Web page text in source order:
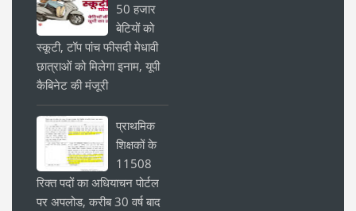
50 हजार
बेटियों को
स्कूटी, टॉप पांच फीसदी मेधावी
छात्राओं को मिलेगा इनाम, यूपी
कैबिनेट की मंजूरी
प्राथमिक
शिक्षकों के
11508
रिक्त पदों का अधियाचन पोर्टल
पर अपलोड, करीब 30 वर्ष बाद